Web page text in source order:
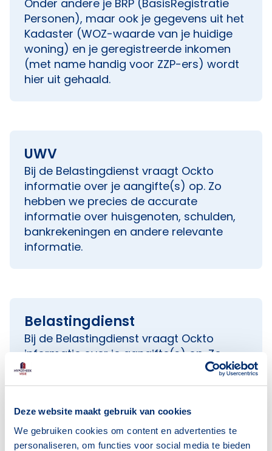
Deze website maakt gebruik van cookies
We gebruiken cookies om content en advertenties te
personaliseren, om functies voor social media te bieden
Onder andere je BRP (BasisRegistratie
Personen), maar ook je gegevens uit het
Kadaster (WOZ-waarde van je huidige
woning) en je geregistreerde inkomen
(met name handig voor ZZP-ers) wordt
hier uit gehaald.
UWV
Bij de Belastingdienst vraagt Ockto
informatie over je aangifte(s) op. Zo
hebben we precies de accurate
informatie over huisgenoten, schulden,
bankrekeningen en andere relevante
informatie.
Belastingdienst
Bij de Belastingdienst vraagt Ockto
informatie over je aangifte(s) op. Zo
hebben we precies de accurate
informatie over huisgenoten, schulden,
informatie.